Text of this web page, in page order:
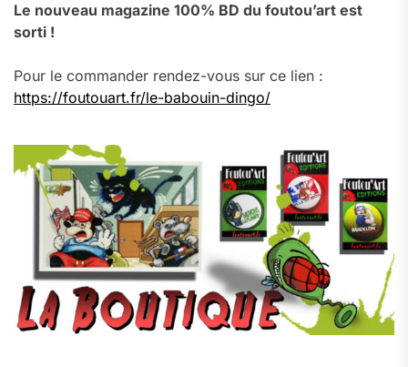
Le nouveau magazine 100% BD du foutou’art est
sorti !
Pour le commander rendez-vous sur ce lien :
https://foutouart.fr/le-babouin-dingo/